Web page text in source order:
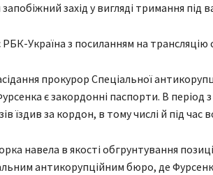
захід у вигляді тримання під
Україна з посиланням на трансляцію
прокурор Спеціальної
є закордонні паспорти. В період з
їздив за кордон, в тому числі й під час
навела в якості обгрунтування
антикорупційним бюро, де